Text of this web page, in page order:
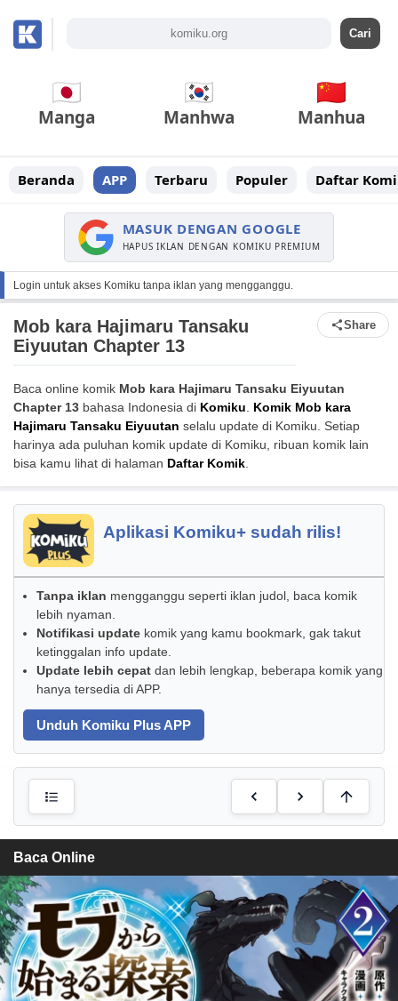
Manga Manhwa Manhua
Beranda APP Terbaru Populer Daftar
MASUK DENGAN GOOGLE
HAPUS IKLAN DENGAN KOMIKU PREMIUM
Login untuk akses Komiku tanpa iklan yang mengganggu.
Mob kara Hajimaru Tansaku
Eiyuutan Chapter 13
Share
Baca online komik Mob kara Hajimaru Tansaku Eiyuutan
Chapter 13 bahasa Indonesia di Komiku. Komik Mob kara
Hajimaru Tansaku Eiyuutan selalu update di Komiku. Setiap
harinya ada puluhan komik update di Komiku, ribuan komik lain
bisa kamu lihat di halaman Daftar Komik.
Aplikasi Komiku+ sudah rilis!
Tanpa iklan mengganggu seperti iklan judol, baca komik
lebih nyaman.
Notifikasi update komik yang kamu bookmark, gak takut
ketinggalan info update.
Update lebih cepat dan lebih lengkap, beberapa komik yang
hanya tersedia di APP.
Unduh Komiku Plus APP
Baca Online